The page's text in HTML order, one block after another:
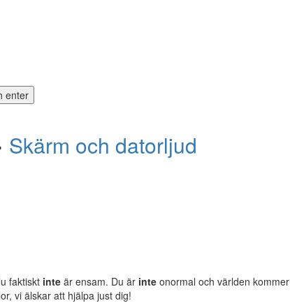
Skärm och datorljud
faktiskt inte är ensam. Du är inte onormal och världen kommer
vi älskar att hjälpa just dig!